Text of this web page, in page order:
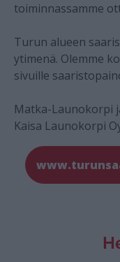
toiminnassamme
Turun alueen
ytimenä. Olemme
sivuille
Matka-Launokorpi
Kaisa Launokorpi